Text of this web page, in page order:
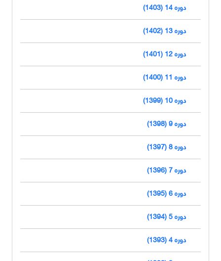
دوره 14 (1403)
دوره 13 (1402)
دوره 12 (1401)
دوره 11 (1400)
دوره 10 (1399)
دوره 9 (1398)
دوره 8 (1397)
دوره 7 (1396)
دوره 6 (1395)
دوره 5 (1394)
دوره 4 (1393)